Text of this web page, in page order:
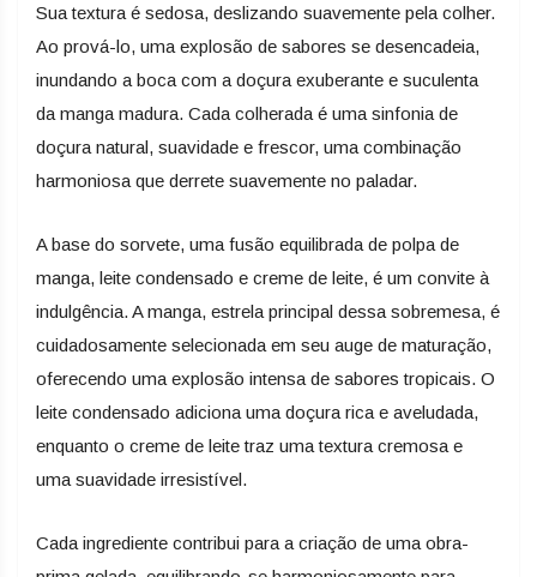
Sua textura é sedosa, deslizando suavemente pela colher.
Ao prová-lo, uma explosão de sabores se desencadeia,
inundando a boca com a doçura exuberante e suculenta
da manga madura. Cada colherada é uma sinfonia de
doçura natural, suavidade e frescor, uma combinação
harmoniosa que derrete suavemente no paladar.
A base do sorvete, uma fusão equilibrada de polpa de
manga, leite condensado e creme de leite, é um convite à
indulgência. A manga, estrela principal dessa sobremesa, é
cuidadosamente selecionada em seu auge de maturação,
oferecendo uma explosão intensa de sabores tropicais. O
leite condensado adiciona uma doçura rica e aveludada,
enquanto o creme de leite traz uma textura cremosa e
uma suavidade irresistível.
Cada ingrediente contribui para a criação de uma obra-